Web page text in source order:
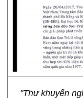
"Thư khuyến